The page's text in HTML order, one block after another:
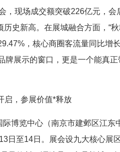
，现场成交额突破226亿元，
史新高。在展城融合方面，“
，核心商圈客流量同比增
牌展示的窗口，更是一个能真
启，参展价值*释放
博览中心（南京市建邺区江东
日至14日。展会设九大核心展